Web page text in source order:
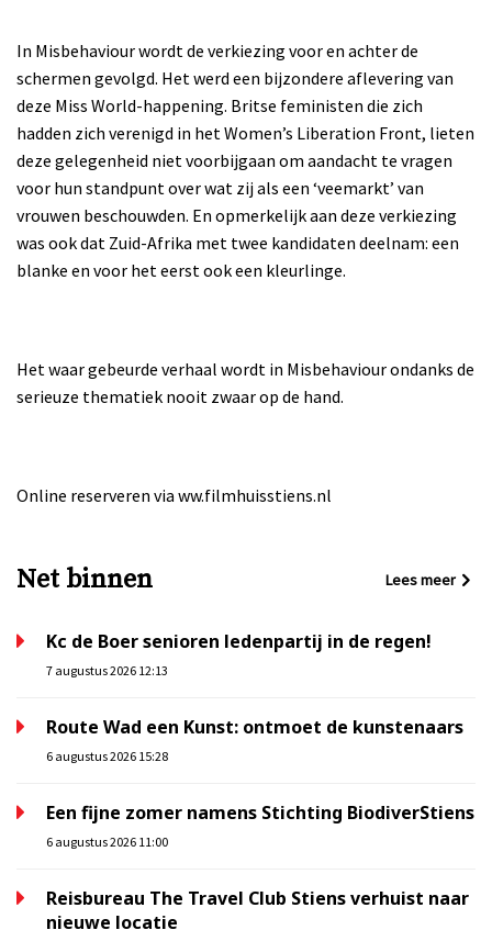
In Misbehaviour wordt de verkiezing voor en achter de
schermen gevolgd. Het werd een bijzondere aflevering van
deze Miss World-happening. Britse feministen die zich
hadden zich verenigd in het Women’s Liberation Front, lieten
deze gelegenheid niet voorbijgaan om aandacht te vragen
voor hun standpunt over wat zij als een ‘veemarkt’ van
vrouwen beschouwden. En opmerkelijk aan deze verkiezing
was ook dat Zuid-Afrika met twee kandidaten deelnam: een
blanke en voor het eerst ook een kleurlinge.
Het waar gebeurde verhaal wordt in Misbehaviour ondanks de
serieuze thematiek nooit zwaar op de hand.
Online reserveren via ww.filmhuisstiens.nl
Net binnen Lees meer
Kc de Boer senioren ledenpartij in de regen!
7 augustus 2026 12:13
Route Wad een Kunst: ontmoet de kunstenaars
6 augustus 2026 15:28
Een fijne zomer namens Stichting BiodiverStiens
6 augustus 2026 11:00
Reisbureau The Travel Club Stiens verhuist naar
nieuwe locatie